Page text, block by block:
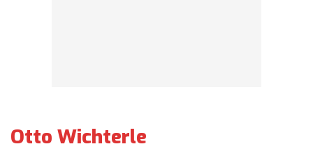
Otto Wichterle